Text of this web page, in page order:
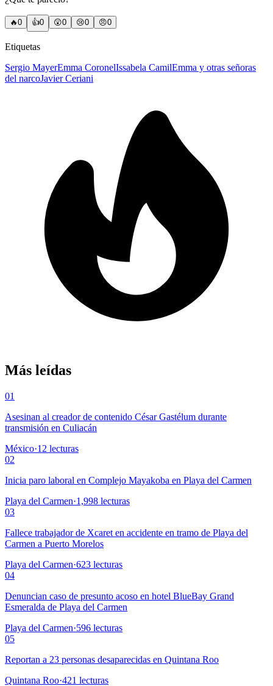
🔥0 👍0 😲0 😢0 😠0
Etiquetas
Sergio MayerEmma CoronelIssabela CamilEmma y otras señoras
del narcoJavier Ceriani
Más leídas
01
Asesinan al creador de contenido César Gastélum durante
transmisión en Culiacán
México·12 lecturas
02
Inicia paro laboral en Complejo Mayakoba en Playa del Carmen
Playa del Carmen·1,998 lecturas
03
Fallece trabajador de Xcaret en accidente en tramo de Playa del
Carmen a Puerto Morelos
Playa del Carmen·623 lecturas
04
Denuncian caso de presunto acoso en hotel BlueBay Grand
Esmeralda de Playa del Carmen
Playa del Carmen·596 lecturas
05
Reportan a 23 personas desaparecidas en Quintana Roo
Quintana Roo·421 lecturas